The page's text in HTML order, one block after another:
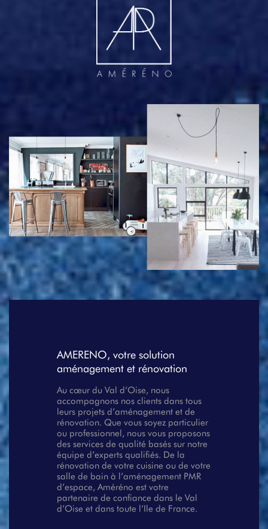
AMERENO, votre solution
aménagement et rénovation
Au cœur du Val d’Oise, nous
accompagnons nos clients dans tous
leurs projets d’aménagement et de
rénovation. Que vous soyez particulier
ou professionnel, nous vous proposons
des services de qualité basés sur notre
équipe d’experts qualifiés. De la
rénovation de votre cuisine ou de votre
salle de bain à l’aménagement PMR
d’espace, Améréno est votre
partenaire de confiance dans le Val
d’Oise et dans toute l’Ile de France.